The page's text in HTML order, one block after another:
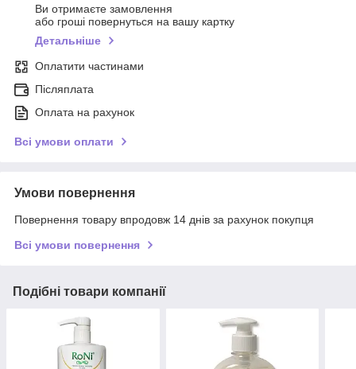
Ви отримаєте замовлення
або гроші повернуться на вашу картку
Детальніше
Оплатити частинами
Післяплата
Оплата на рахунок
Всі умови оплати
Умови повернення
Повернення товару впродовж 14 днів за рахунок покупця
Всі умови повернення
Подібні товари компанії